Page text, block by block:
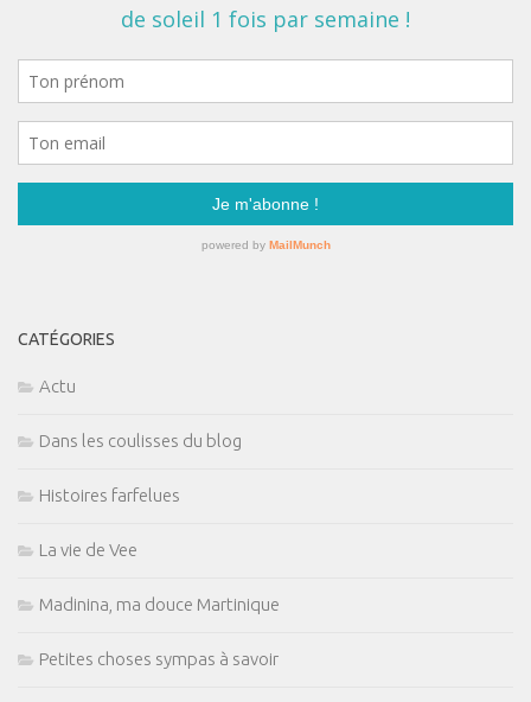
CATÉGORIES
Actu
Dans les coulisses du blog
Histoires farfelues
La vie de Vee
Madinina, ma douce Martinique
Petites choses sympas à savoir